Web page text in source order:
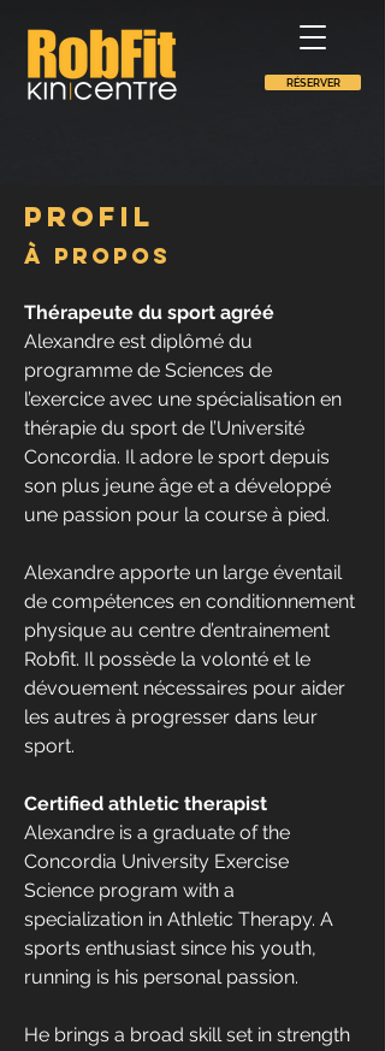
RÉSERVER
Profil
À propos
Thérapeute du sport agréé
Alexandre est diplômé du
programme de Sciences de
l’exercice avec une spécialisation en
thérapie du sport de l’Université
Concordia. Il adore le sport depuis
son plus jeune âge et a développé
une passion pour la course à pied.
Alexandre apporte un large éventail
de compétences en conditionnement
physique au centre d’entrainement
Robfit. Il possède la volonté et le
dévouement nécessaires pour aider
les autres à progresser dans leur
sport.
Certified athletic therapist
Alexandre is a graduate of the
Concordia University Exercise
Science program with a
specialization in Athletic Therapy. A
sports enthusiast since his youth,
running is his personal passion.
He brings a broad skill set in strength